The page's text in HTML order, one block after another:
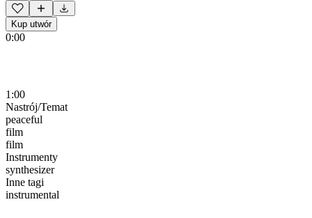
Kup utwór
0:00
1:00
Nastrój/Temat
peaceful
film
film
Instrumenty
synthesizer
Inne tagi
instrumental